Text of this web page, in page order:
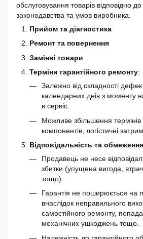
обслуговування товарів відповідно
законодавства та умов виробника.
Прийом та діагностика
Ремонт та повернення
Замінні товари
Терміни гарантійного ремонту:
Залежно від складності
календарних днів з моменту
в сервіс.
Можливе збільшення
компонентів, логістичні
Відповідальність та обмеження
Продавець не несе
збитки (упущена вигода,
тощо).
Гарантія не поширюється на
внаслідок неправильного
самостійного ремонту,
механічних ушкоджень тощо.